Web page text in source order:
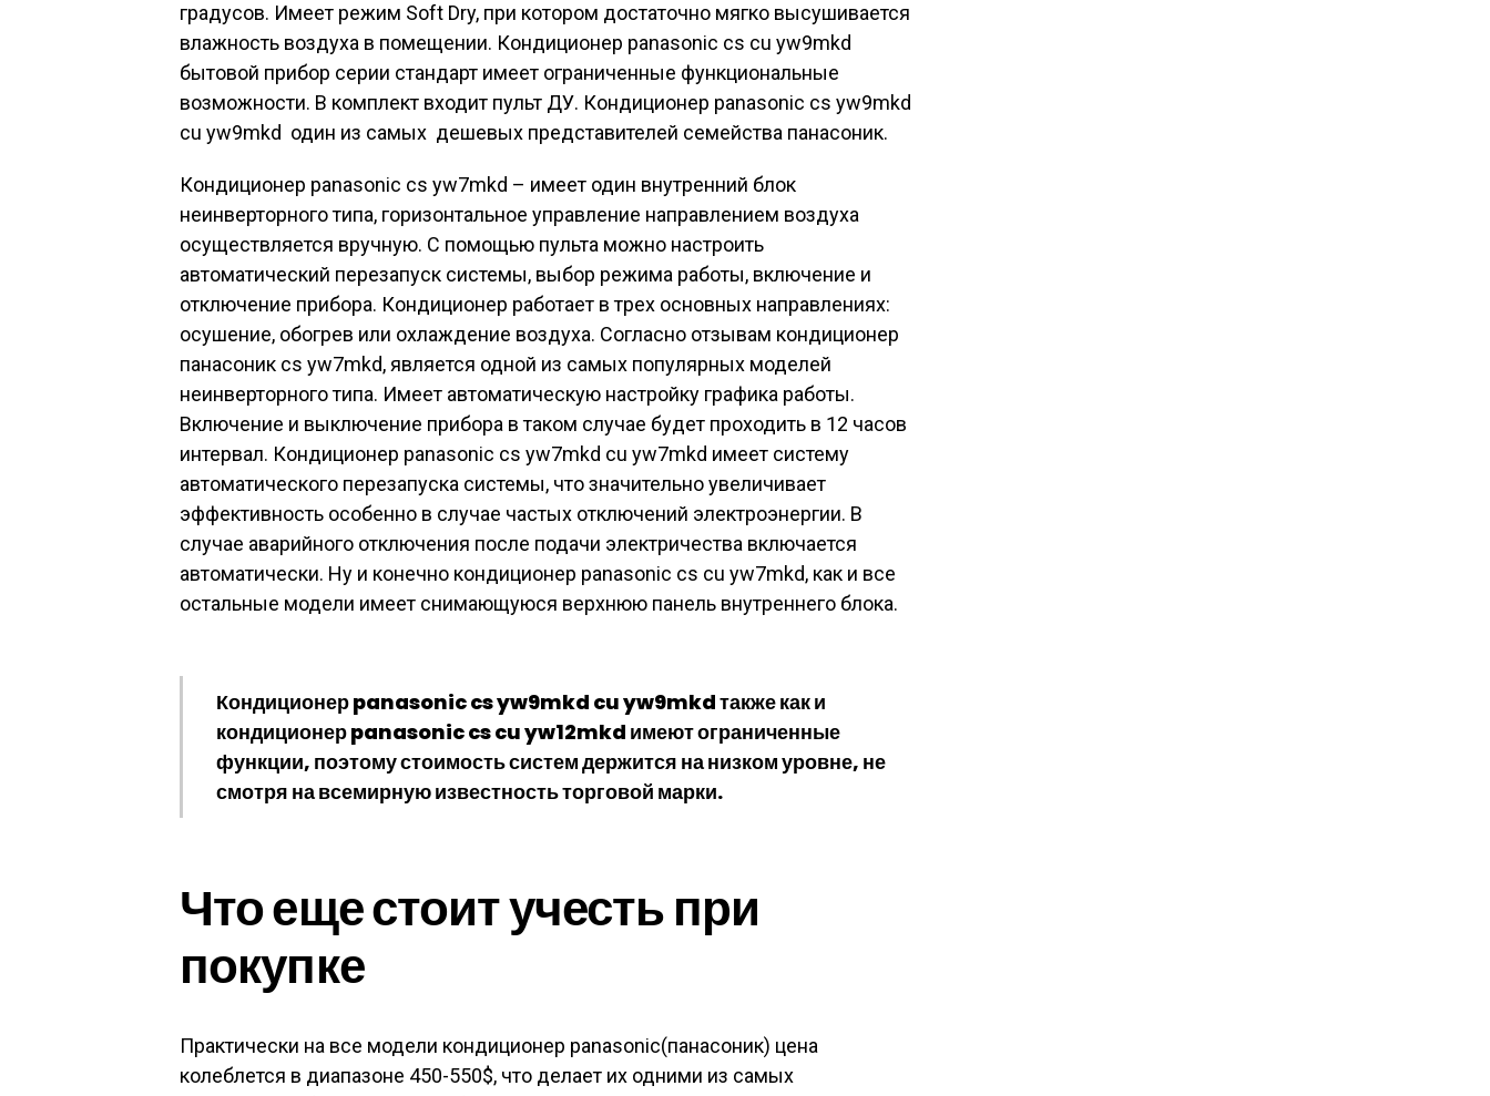
градусов. Имеет режим Soft Dry, при котором достаточно мягко высушивается
влажность воздуха в помещении. Кондиционер panasonic cs cu yw9mkd
бытовой прибор серии стандарт имеет ограниченные функциональные
возможности. В комплект входит пульт ДУ. Кондиционер panasonic cs yw9mkd
cu yw9mkd один из самых дешевых представителей семейства панасоник.
Кондиционер panasonic cs yw7mkd – имеет один внутренний блок
неинверторного типа, горизонтальное управление направлением воздуха
осуществляется вручную. С помощью пульта можно настроить
автоматический перезапуск системы, выбор режима работы, включение и
отключение прибора. Кондиционер работает в трех основных направлениях:
осушение, обогрев или охлаждение воздуха. Согласно отзывам кондиционер
панасоник cs yw7mkd, является одной из самых популярных моделей
неинверторного типа. Имеет автоматическую настройку графика работы.
Включение и выключение прибора в таком случае будет проходить в 12 часов
интервал. Кондиционер panasonic cs yw7mkd cu yw7mkd имеет систему
автоматического перезапуска системы, что значительно увеличивает
эффективность особенно в случае частых отключений электроэнергии. В
случае аварийного отключения после подачи электричества включается
автоматически. Ну и конечно кондиционер panasonic cs cu yw7mkd, как и все
остальные модели имеет снимающуюся верхнюю панель внутреннего блока.
Кондиционер panasonic cs yw9mkd cu yw9mkd также как и
кондиционер panasonic cs cu yw12mkd имеют ограниченные
функции, поэтому стоимость систем держится на низком уровне, не
смотря на всемирную известность торговой марки.
Что еще стоит учесть при
покупке
Практически на все модели кондиционер panasonic(панасоник) цена
колеблется в диапазоне 450-550$, что делает их одними из самых